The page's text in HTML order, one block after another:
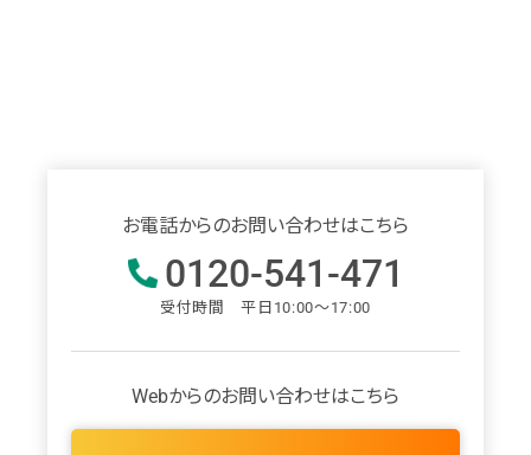
お電話からのお問い合わせはこちら
0120-541-471
受付時間 平日10:00～17:00
Webからのお問い合わせはこちら